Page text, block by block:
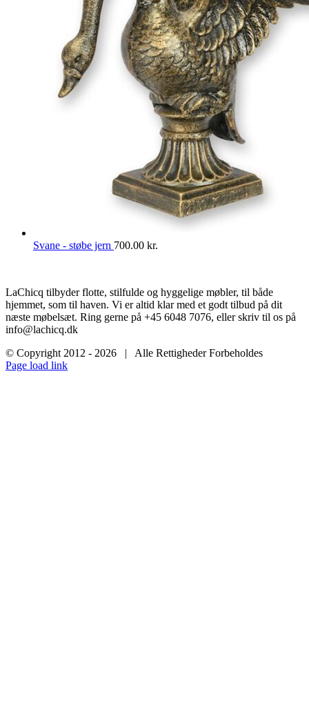
Svane - støbe jern 700.00 kr.
LaChicq tilbyder flotte, stilfulde og hyggelige møbler, til både
hjemmet, som til haven. Vi er altid klar med et godt tilbud på dit
næste møbelsæt. Ring gerne på +45 6048 7076, eller skriv til os på
info@lachicq.dk
© Copyright 2012 - 2026 | Alle Rettigheder Forbeholdes
Page load link